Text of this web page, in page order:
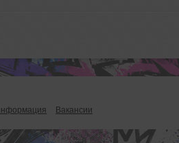
Вакансии